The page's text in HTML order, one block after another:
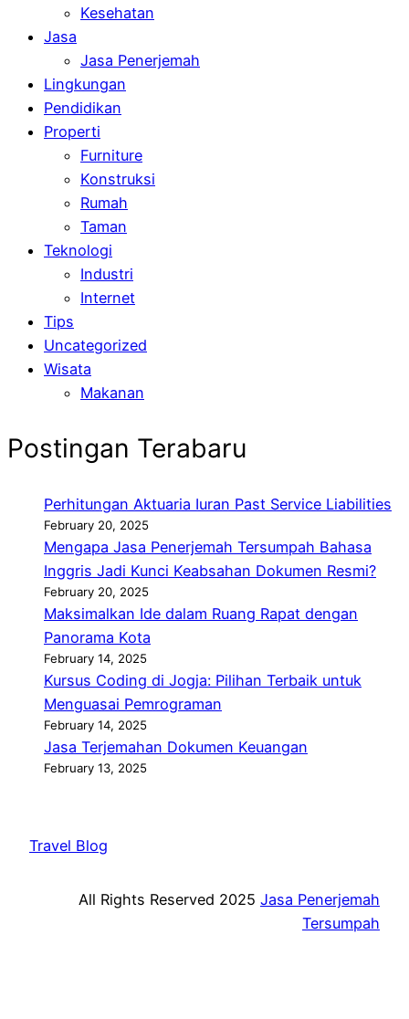
Kesehatan
Jasa
Jasa Penerjemah
Lingkungan
Pendidikan
Properti
Furniture
Konstruksi
Rumah
Taman
Teknologi
Industri
Internet
Tips
Uncategorized
Wisata
Makanan
Postingan Terabaru
Perhitungan Aktuaria Iuran Past Service Liabilities
February 20, 2025
Mengapa Jasa Penerjemah Tersumpah Bahasa
Inggris Jadi Kunci Keabsahan Dokumen Resmi?
February 20, 2025
Maksimalkan Ide dalam Ruang Rapat dengan
Panorama Kota
February 14, 2025
Kursus Coding di Jogja: Pilihan Terbaik untuk
Menguasai Pemrograman
February 14, 2025
Jasa Terjemahan Dokumen Keuangan
February 13, 2025
Travel Blog
All Rights Reserved 2025 Jasa Penerjemah
Tersumpah